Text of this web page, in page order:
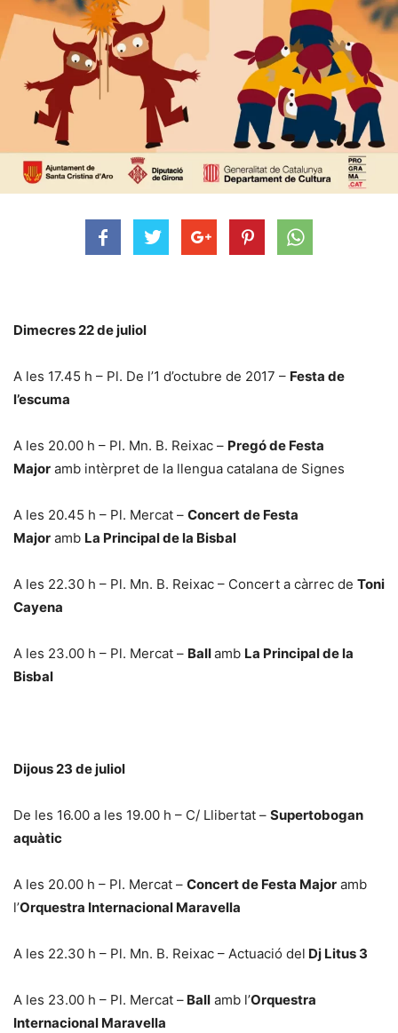
Dimecres 22 de juliol
A les 17.45 h – Pl. De l’1 d’octubre de 2017 – Festa de
l’escuma
A les 20.00 h – Pl. Mn. B. Reixac – Pregó de Festa
Major amb intèrpret de la llengua catalana de Signes
A les 20.45 h – Pl. Mercat – Concert de Festa
Major amb La Principal de la Bisbal
A les 22.30 h – Pl. Mn. B. Reixac – Concert a càrrec de Toni
Cayena
A les 23.00 h – Pl. Mercat – Ballamb La Principal de la
Bisbal
Dijous 23 de juliol
De les 16.00 a les 19.00 h – C/ Llibertat – Supertobogan
aquàtic
A les 20.00 h – Pl. Mercat – Concert de Festa Major amb
l’Orquestra Internacional Maravella
A les 22.30 h – Pl. Mn. B. Reixac – Actuació del Dj Litus 3
A les 23.00 h – Pl. Mercat – Ball amb l’Orquestra
Internacional Maravella